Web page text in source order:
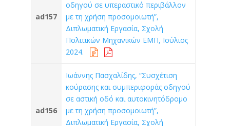
ad157
οδηγού σε υπεραστικό περιβάλλον
με τη χρήση προσομοιωτή”,
Διπλωματική Εργασία, Σχολή
Πολιτικών Μηχανικών ΕΜΠ, Ιούλιος
2024.
ad156
Ιωάννης Πασχαλίδης, “Συσχέτιση
κούρασης και συμπεριφοράς οδηγού
σε αστική οδό και αυτοκινητόδρομο
με τη χρήση προσομοιωτή”,
Διπλωματική Εργασία, Σχολή